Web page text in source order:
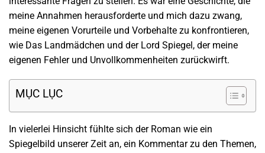
meine Annahmen herausforderte und mich dazu zwang,
meine eigenen Vorurteile und Vorbehalte zu konfrontieren,
wie Das Landmädchen und der Lord Spiegel, der meine
eigenen Fehler und Unvollkommenheiten zurückwirft.
MỤC LỤC
In vielerlei Hinsicht fühlte sich der Roman wie ein
Spiegelbild unserer Zeit an, ein Kommentar zu den Themen,